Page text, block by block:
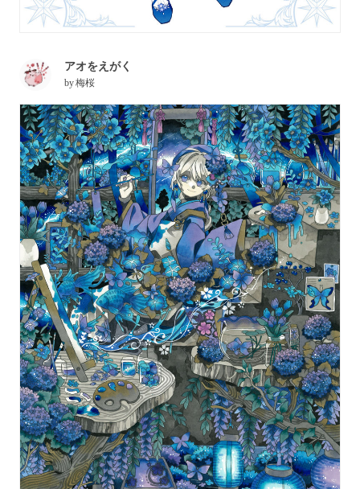
アオをえがく
by梅桜